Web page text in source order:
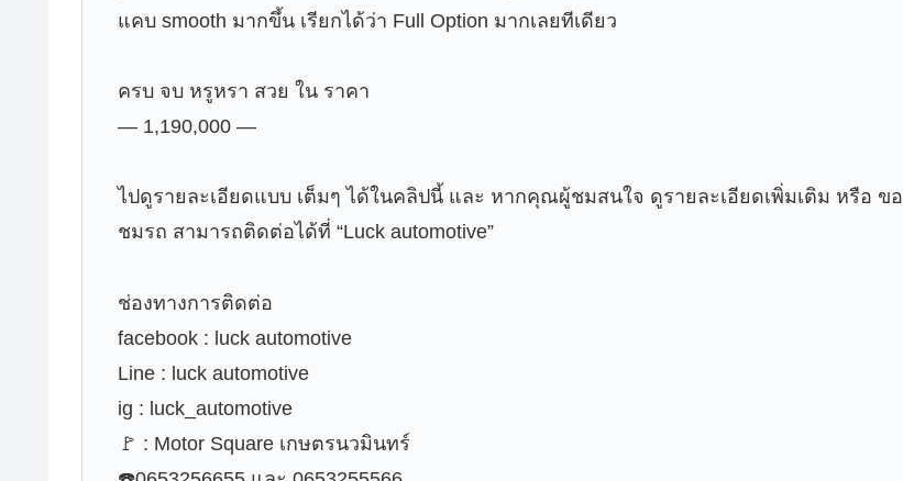
แคบ smooth มากขึ้น เรียกได้ว่า Full Option มากเลยทีเดียว
ครบ จบ หรูหรา สวย ใน ราคา
— 1,190,000 —
ไปดูรายละเอียดแบบ เต็มๆ ได้ในคลิปนี้ และ หากคุณผู้ชมสนใจ ดูรายละเอียดเพิ่มเติม หรือ ขอ
ชมรถ สามารถติดต่อได้ที่ “Luck automotive”
ช่องทางการติดต่อ
facebook : luck automotive
Line : luck automotive
ig : luck_automotive
🚩 : Motor Square เกษตรนวมินทร์